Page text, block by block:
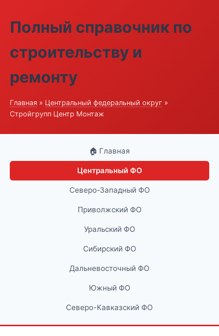
Полный справочник по
строительству и
ремонту
Главная » Центральный федеральный округ »
Стройгрупп Центр Монтаж
🏠 Главная
Центральный ФО
Северо-Западный ФО
Приволжский ФО
Уральский ФО
Сибирский ФО
Дальневосточный ФО
Южный ФО
Северо-Кавказский ФО